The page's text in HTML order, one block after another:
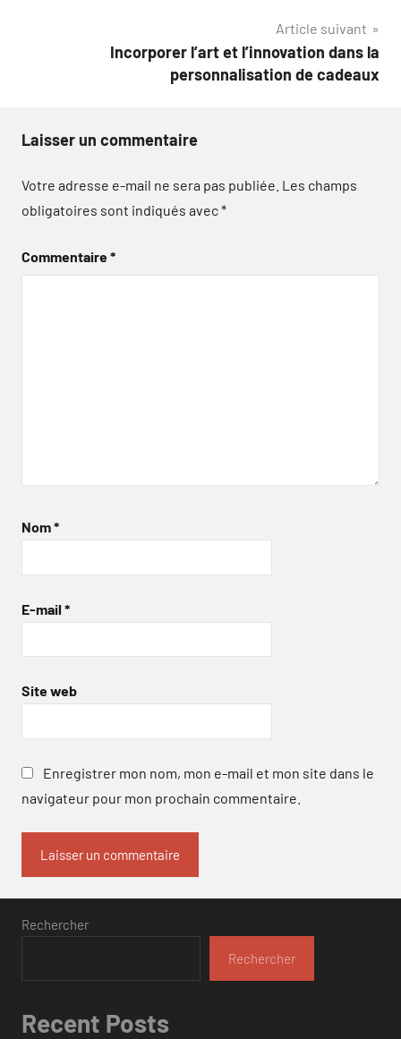
Article suivant
Incorporer l’art et l’innovation dans la
personnalisation de cadeaux
Laisser un commentaire
Votre adresse e-mail ne sera pas publiée. Les champs
obligatoires sont indiqués avec*
Commentaire*
Nom*
E-mail *
Site web
Enregistrer mon nom, mon e-mail et mon site dans le
navigateur pour mon prochain commentaire.
Rechercher
Rechercher
Recent Posts